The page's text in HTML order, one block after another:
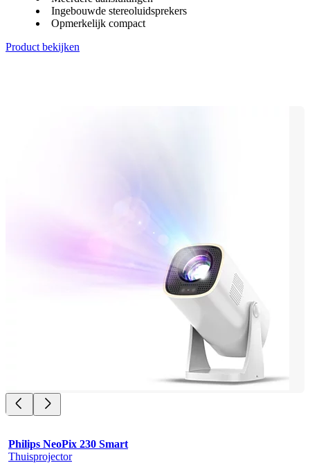
Ingebouwde stereoluidsprekers
Opmerkelijk compact
Product bekijken
Philips NeoPix 230 Smart
Thuisprojector